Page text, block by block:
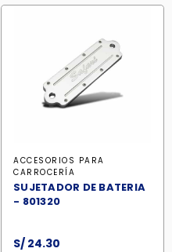
ACCESORIOS PARA
CARROCERÍA
SUJETADOR DE BATERIA
- 801320
S/ 24.30